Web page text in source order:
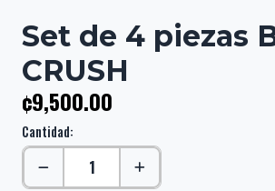
Set de 4 piezas
CRUSH
¢9,500.00
Cantidad: